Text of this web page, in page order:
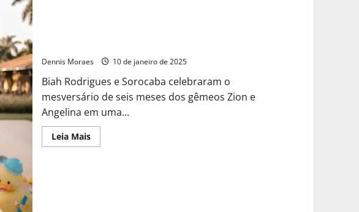
Dennis Moraes 10 de janeiro de 2025
Biah Rodrigues e Sorocaba celebraram o
mesversário de seis meses dos gêmeos Zion e
Angelina em uma...
Leia Mais